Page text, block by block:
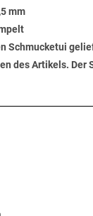
mm
Schmucketui
des Artikels. Der